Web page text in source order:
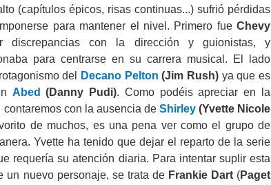
(capítulos épicos, risas continuas...) sufrió pérdidas
para mantener el nivel. Primero fue Chevy
con la dirección y guionistas, y
para centrarse en su carrera musical. El lado
del
Decano Pelton (Jim Rush) ya que es
Abed (Danny Pudi). Como podéis apreciar en la
con la ausencia de Shirley(Yvette Nicole
de muchos, es una pena ver como el grupo de
Yvette ha tenido que dejar el reparto de la serie
requería su atención diaria. Para intentar suplir esta
un nuevo personaje, se trata de Frankie Dart (Paget